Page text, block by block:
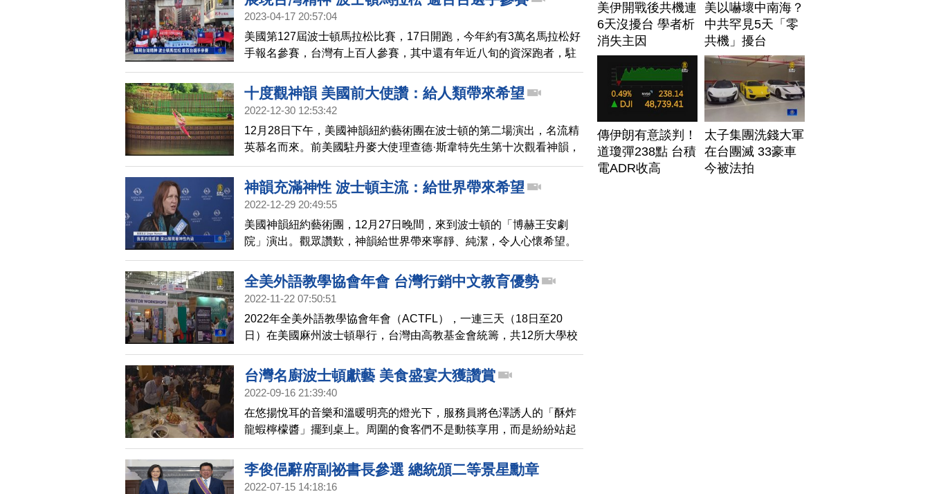
2023-04-17 20:57:04
美國第127屆波士頓馬拉松比賽，17日開跑，今年約有3萬名馬拉松好
手報名參賽，台灣有上百人參賽，其中還有年近八旬的資深跑者，駐
波士頓代表處長孫儉元及當地僑胞代表也出席，為選手加油打氣。
十度觀神韻 美國前大使讚：給人類帶來希望
2022-12-30 12:53:42
12月28日下午，美國神韻紐約藝術團在波士頓的第二場演出，名流精
英慕名而來。前美國駐丹麥大使理查德·斯韋特先生第十次觀看神韻，
他有感而發地說，演出給處於末世的人類，帶來希望。
神韻充滿神性 波士頓主流：給世界帶來希望
2022-12-29 20:49:55
美國神韻紐約藝術團，12月27日晚間，來到波士頓的「博赫王安劇
院」演出。觀眾讚歎，神韻給世界帶來寧靜、純潔，令人心懷希望。
全美外語教學協會年會 台灣行銷中文教育優勢
2022-11-22 07:50:51
2022年全美外語教學協會年會（ACTFL），一連三天（18日至20
日）在美國麻州波士頓舉行，台灣由高教基金會統籌，共12所大學校
院華語中心及相關機構、28位代表參加，向國際行銷台灣華語文教學
的品牌優勢。
台灣名廚波士頓獻藝 美食盛宴大獲讚賞
2022-09-16 21:39:40
在悠揚悅耳的音樂和溫暖明亮的燈光下，服務員將色澤誘人的「酥炸
龍蝦檸檬醬」擺到桌上。周圍的食客們不是動筷享用，而是紛紛站起
來用手機拍照。這是上週五昆士（Quincy）龍鳳酒樓舉行的台灣美食
展晚宴。
李俊俋辭府副祕書長參選 總統頒二等景星勳章
2022-07-15 14:18:16
美伊開戰後共機連
6天沒擾台 學者析
消失主因
美以嚇壞中南海？
中共罕見5天「零
共機」擾台
傳伊朗有意談判！
道瓊彈238點 台積
電ADR收高
太子集團洗錢大軍
在台團滅 33豪車
今被法拍